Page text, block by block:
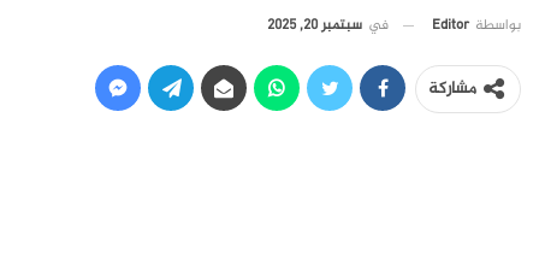
بواسطة Editor في سبتمبر 20, 2025
مشاركة